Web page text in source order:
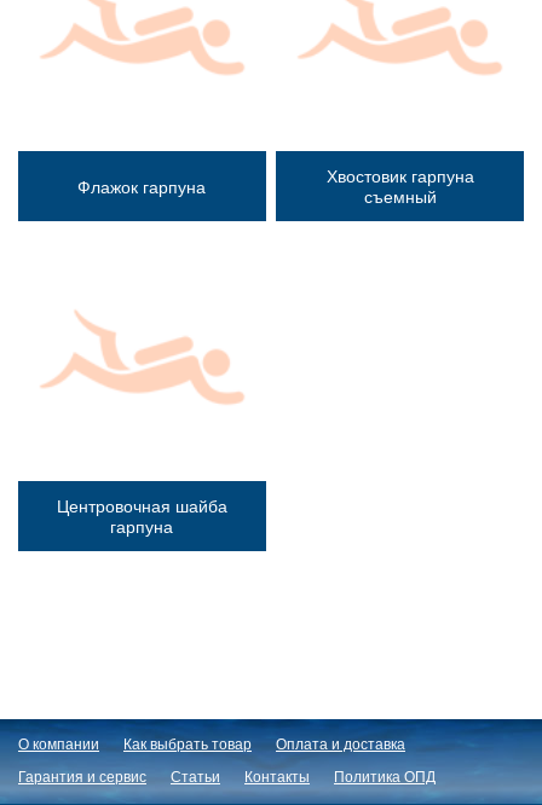
Флажок гарпуна
Хвостовик гарпуна
съемный
Центровочная шайба
гарпуна
О компании Как выбрать товар
Оплата и доставка
Гарантия и сервис
Статьи Контакты Политика ОПД